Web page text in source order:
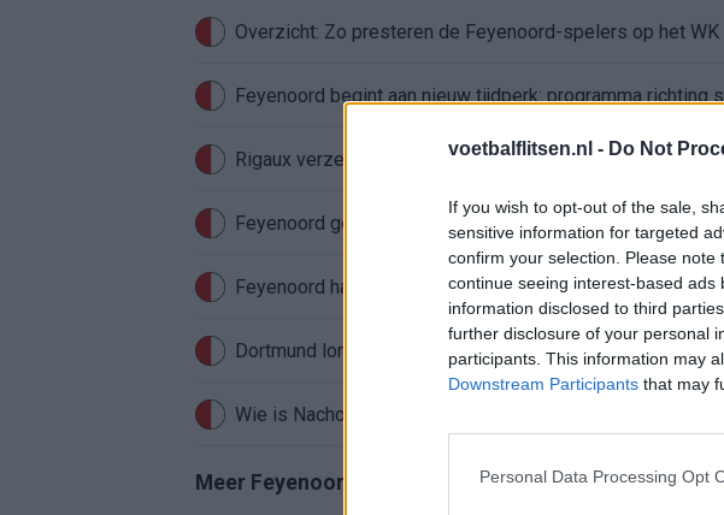
voetbalflitsen.nl - Do Not
If you wish to opt-out of the sale,
sensitive information for targeted
confirm your selection. Please
continue seeing interest-based
information disclosed to third
further disclosure of your personal
participants. This information may
Downstream Participants that may
Personal Data Processing Opt
Overzicht: Zo presteren de Feyenoord-spelers op het WK
Feyenoord begint aan nieuw tijdperk: programma richting
Rigaux verzet meteen bergen bij Feyenoord: lef of
Feyenoord gebruikt Ajax-talenten voor nieuwe route
Feyenoord haakte al snel af: WK-sensatie Gil Mora blijkt
Wie is Nacho Ferri? Profiel van Feyenoords doelwit
Meer Feyenoord-nieuws